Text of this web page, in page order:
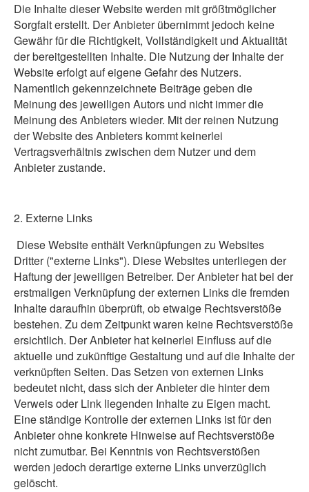
Die Inhalte dieser Website werden mit größtmöglicher
Sorgfalt erstellt. Der Anbieter übernimmt jedoch keine
Gewähr für die Richtigkeit, Vollständigkeit und Aktualität
der bereitgestellten Inhalte. Die Nutzung der Inhalte der
Website erfolgt auf eigene Gefahr des Nutzers.
Namentlich gekennzeichnete Beiträge geben die
Meinung des jeweiligen Autors und nicht immer die
Meinung des Anbieters wieder. Mit der reinen Nutzung
der Website des Anbieters kommt keinerlei
Vertragsverhältnis zwischen dem Nutzer und dem
Anbieter zustande.
2. Externe Links
Diese Website enthält Verknüpfungen zu Websites
Dritter ("externe Links"). Diese Websites unterliegen der
Haftung der jeweiligen Betreiber. Der Anbieter hat bei der
erstmaligen Verknüpfung der externen Links die fremden
Inhalte daraufhin überprüft, ob etwaige Rechtsverstöße
bestehen. Zu dem Zeitpunkt waren keine Rechtsverstöße
ersichtlich. Der Anbieter hat keinerlei Einfluss auf die
aktuelle und zukünftige Gestaltung und auf die Inhalte der
verknüpften Seiten. Das Setzen von externen Links
bedeutet nicht, dass sich der Anbieter die hinter dem
Verweis oder Link liegenden Inhalte zu Eigen macht.
Eine ständige Kontrolle der externen Links ist für den
Anbieter ohne konkrete Hinweise auf Rechtsverstöße
nicht zumutbar. Bei Kenntnis von Rechtsverstößen
werden jedoch derartige externe Links unverzüglich
gelöscht.